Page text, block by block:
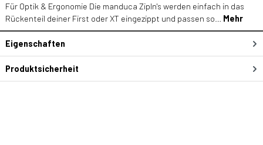
Für Optik & Ergonomie Die manduca ZipIn's werden einfach in das
Rückenteil deiner First oder XT eingezippt und passen so… Mehr
Eigenschaften
Produktsicherheit